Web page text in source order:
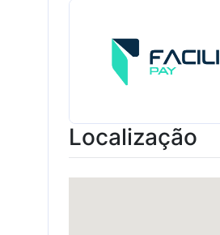
Localização